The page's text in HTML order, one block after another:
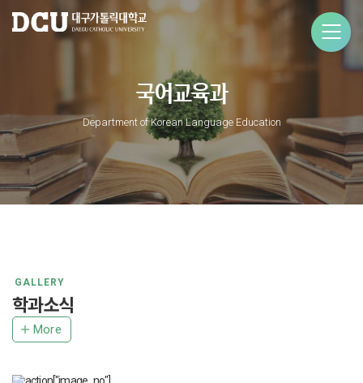
국어교육과
Department of Korean Language Education
GALLERY
학과소식
More